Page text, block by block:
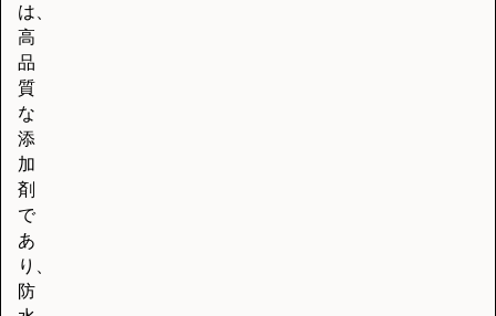
は、
高
品
質
な
添
加
剤
で
あ
り、
防